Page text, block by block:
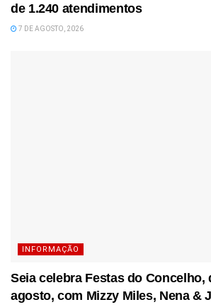
de 1.240 atendimentos
7 DE AGOSTO, 2026
INFORMAÇÃO
Seia celebra Festas do Concelho,
agosto, com Mizzy Miles, Nena &